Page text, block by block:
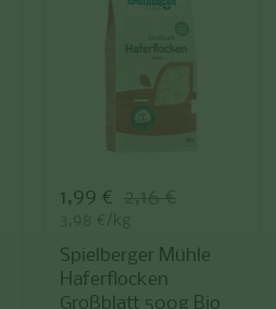
Sale-Preis:
1,99 €
Spielberger Mühle
Haferflocken
Großblatt 500g Bio